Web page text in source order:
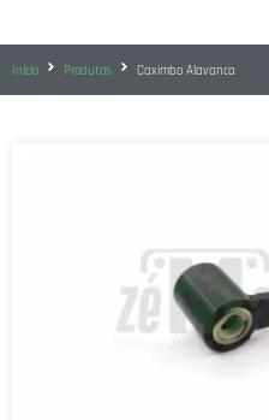
Início Produtos Caximbo Alavanca